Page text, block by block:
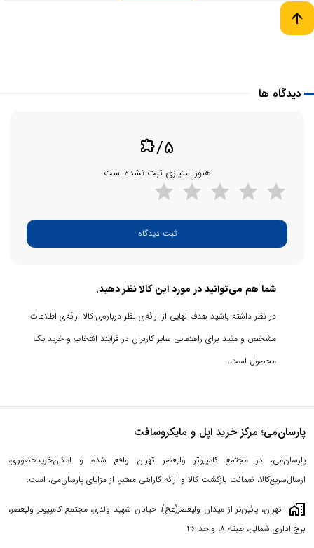
arrow_upward
دیدگاه ها
extension/5
هنوز امتیازی ثبت نشده است
ثبت دیدگاه
شما هم می‌توانید در مورد این کالا نظر دهید.
در نظر داشته باشید هدف نهایی از ارائه‌ی نظر درباره‌ی کالا ارائه‌ی اطلاعات
مشخص و مفید برای راهنمایی سایر کاربران در فرآیند انتخاب و خرید یک
محصول است.
پارسان‌می؛ مرکز خرید اپل و مایکروسافت
پارسان‌می، در مجتمع کامپیوتر ولیعصر تهران واقع شده و امکان‌خریدحضوری،
ارسال‌سریع‌کالا، ضمانت بازگشت کالا و ارائه گارانتی معتبر، از مزایای پارسان‌می، است.
maps_home_work
تهران، پائین‌تر از میدان ولیعصر(عج)، خیابان شهید ولدی، مجتمع کامپیوتر ولیعصر،
برج اداری شمالی، طبقه 8، واحد 46